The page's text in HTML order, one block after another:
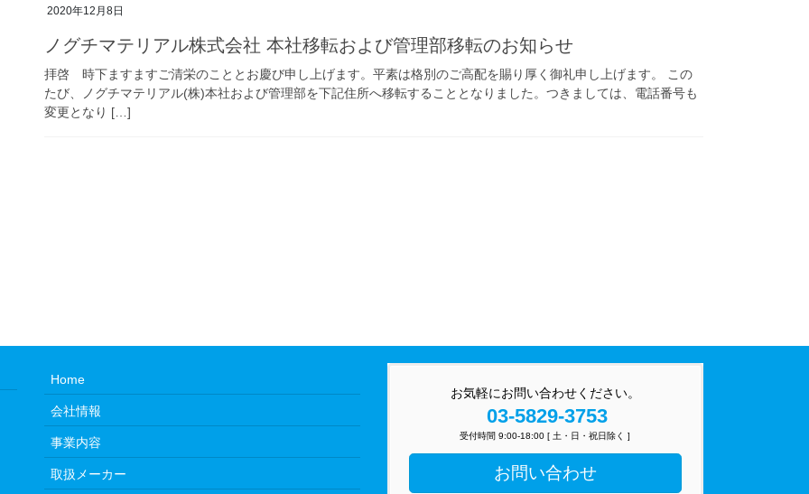
2020年12月8日
ノグチマテリアル株式会社 本社移転および管理部移転のお知らせ
拝啓 時下ますますご清栄のこととお慶び申し上げます。平素は格別のご高配を賜り厚く御礼申し上げます。 この
たび、ノグチマテリアル(株)本社および管理部を下記住所へ移転することとなりました。つきましては、電話番号も
変更となり […]
Home
会社情報
事業内容
取扱メーカー
お気軽にお問い合わせください。
03-5829-3753
受付時間 9:00-18:00 [ 土・日・祝日除く ]
お問い合わせ